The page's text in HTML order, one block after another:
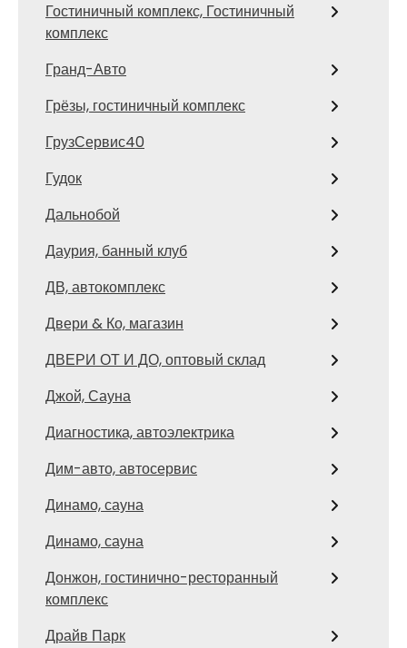
Гостиничный комплекс, Гостиничный
комплекс
Гранд-Авто
Грёзы, гостиничный комплекс
ГрузСервис40
Гудок
Дальнобой
Даурия, банный клуб
ДВ, автокомплекс
Двери & Ко, магазин
ДВЕРИ ОТ И ДО, оптовый склад
Джой, Сауна
Диагностика, автоэлектрика
Дим-авто, автосервис
Динамо, сауна
Динамо, сауна
Донжон, гостинично-ресторанный
комплекс
Драйв Парк